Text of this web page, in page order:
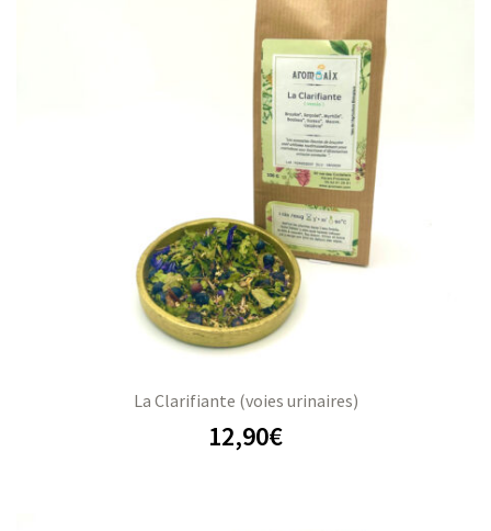
La Clarifiante (voies urinaires)
12,90€